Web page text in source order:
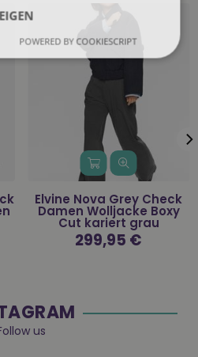
Elvine Nova Grey Check
Damen Wolljacke Boxy
Cut kariert grau
Normaler
Preis
299,95 €
us
POWERED BY COOKIESCRIPT